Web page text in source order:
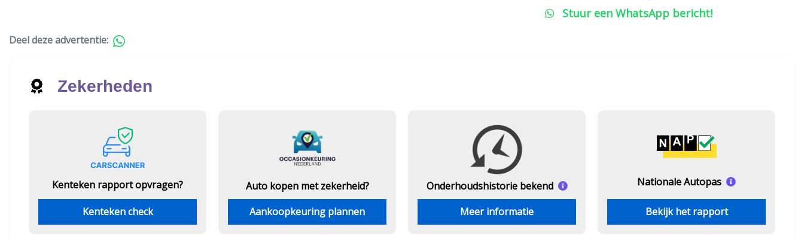
Stuur een WhatsApp bericht!
Deel deze advertentie:
Zekerheden
Kenteken rapport opvragen?
Kenteken check
Auto kopen met zekerheid?
Aankoopkeuring plannen
Onderhoudshistorie bekend
Meer informatie
Nationale Autopas
Bekijk het rapport